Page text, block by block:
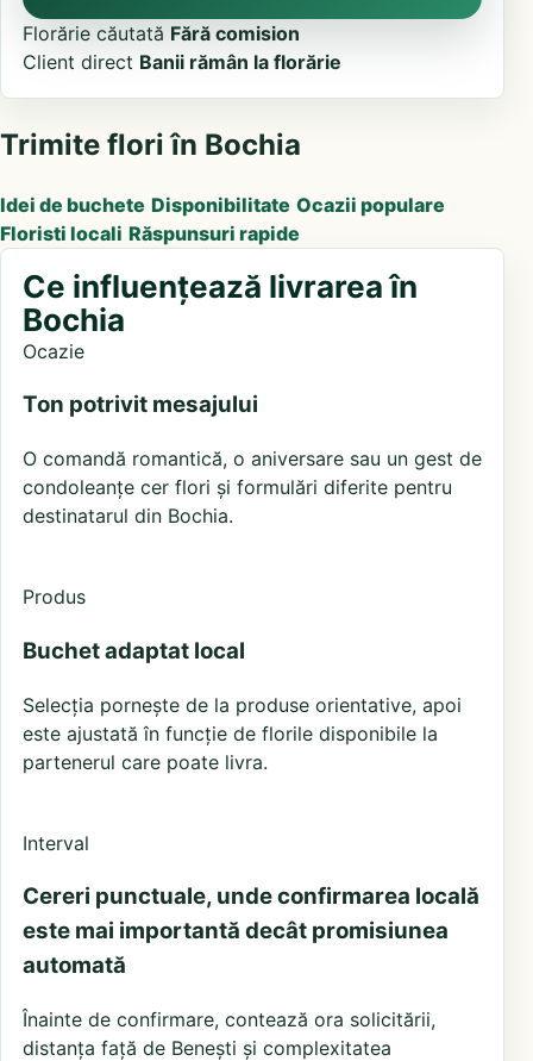
Florărie căutată Fără comision
Client direct Banii rămân la florărie
Trimite flori în Bochia
Idei de buchete Disponibilitate Ocazii populare
Floristi locali Răspunsuri rapide
Ce influențează livrarea în
Bochia
Ocazie
Ton potrivit mesajului
O comandă romantică, o aniversare sau un gest de
condoleanțe cer flori și formulări diferite pentru
destinatarul din Bochia.
Produs
Buchet adaptat local
Selecția pornește de la produse orientative, apoi
este ajustată în funcție de florile disponibile la
partenerul care poate livra.
Interval
Cereri punctuale, unde confirmarea locală
este mai importantă decât promisiunea
automată
Înainte de confirmare, contează ora solicitării,
distanța față de Benești și complexitatea